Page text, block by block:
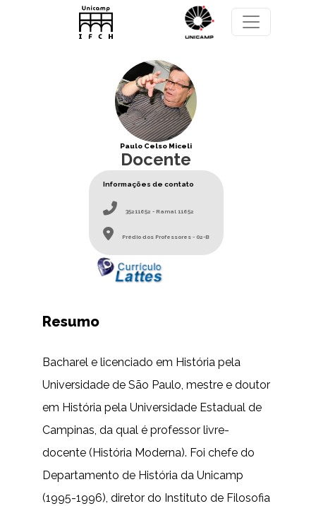
Pular para o conteúdo principal
Paulo Celso Miceli
Docente
Informações de contato
35211652 - Ramal 11652
Prédio dos Professores - 02-B
Resumo
Bacharel e licenciado em História pela
Universidade de São Paulo, mestre e doutor
em História pela Universidade Estadual de
Campinas, da qual é professor livre-
docente (História Moderna). Foi chefe do
Departamento de História da Unicamp
(1995-1996), diretor do Instituto de Filosofia